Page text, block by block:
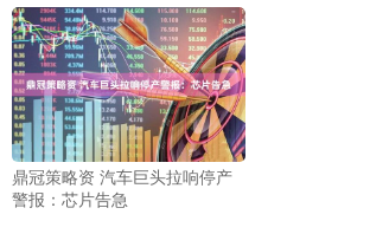
鼎冠策略资 汽车巨头拉响停产
警报：芯片告急